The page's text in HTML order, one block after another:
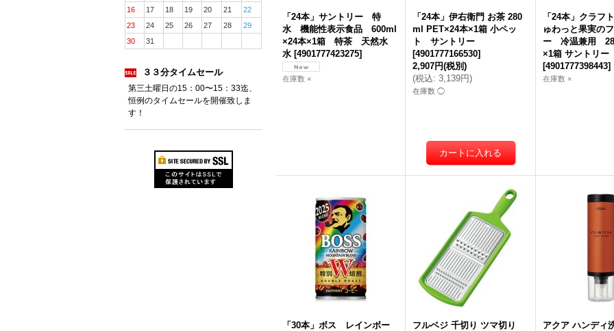
16 17 18 19 20 21
22
23
24 25 26 27 28
29
30
31
３３分タイムセール
第三土曜日の15：00〜15：33迄、
恒例のタイムセールを開催致しま
す！
「24本」サントリー 特
水 機能性表示食品 600ml
×24本×1箱 特茶 天然水
水 [4901777423275]
在庫数 ×
「24本」伊右衛門 お茶 280
ml PET×24本×1箱 小ペッ
ト サントリー
[4901777166530]
2,907円(税別)
(税込: 3,139円)
在庫数 ◯
「24本」クラ
ゅわっと果実の
ー 冷温兼用
×1箱 サントリー
[4901777398443]
在庫数 ×
「30本」ボス レインボー
フルベジ 千切り ツマ切り
アクア ハンディ